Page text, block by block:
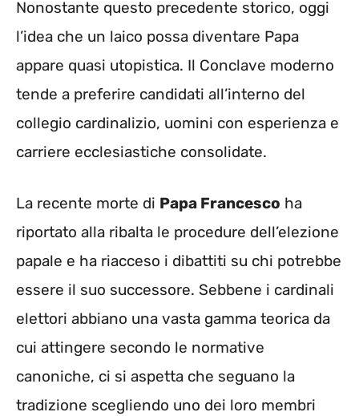
Nonostante questo precedente storico, oggi
l’idea che un laico possa diventare Papa
appare quasi utopistica. Il Conclave moderno
tende a preferire candidati all’interno del
collegio cardinalizio, uomini con esperienza e
carriere ecclesiastiche consolidate.
La recente morte di Papa Francesco ha
riportato alla ribalta le procedure dell’elezione
papale e ha riacceso i dibattiti su chi potrebbe
essere il suo successore. Sebbene i cardinali
elettori abbiano una vasta gamma teorica da
cui attingere secondo le normative
canoniche, ci si aspetta che seguano la
tradizione scegliendo uno dei loro membri